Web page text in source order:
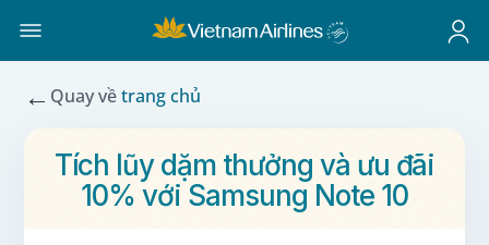
← Quay vềtrang chủ
Tích lũy dặm thưởng và ưu đãi
10% với Samsung Note 10